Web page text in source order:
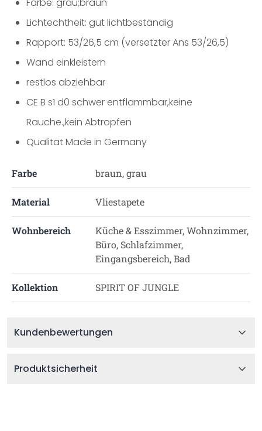
Lichtechtheit: gut lichtbeständig
Rapport: 53/26,5 cm (versetzter Ans 53/26,5)
Wand einkleistern
restlos abziehbar
CE B s1 d0 schwer entflammbar,keine
Rauche.,kein Abtropfen
Qualität Made in Germany
Farbe braun, grau
Material Vliestapete
Wohnbereich
Küche & Esszimmer, Wohnzimmer,
Büro, Schlafzimmer,
Eingangsbereich, Bad
Kollektion SPIRIT OF JUNGLE
Kundenbewertungen
Produktsicherheit